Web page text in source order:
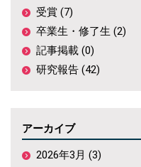
受賞 (7)
卒業生・修了生 (2)
記事掲載 (0)
研究報告 (42)
アーカイブ
2026年3月 (3)